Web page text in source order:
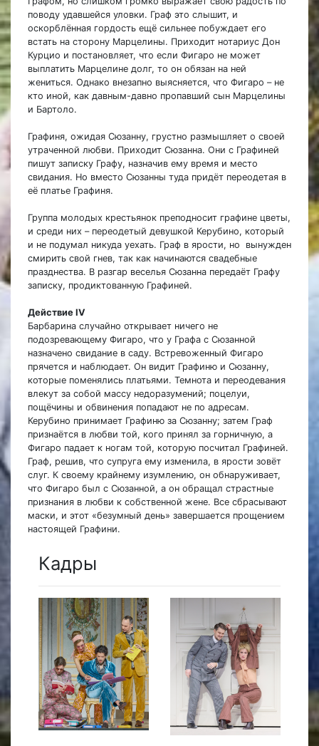
поводу удавшейся уловки. Граф это слышит, и
оскорблённая гордость ещё сильнее побуждает его
встать на сторону Марцелины. Приходит нотариус Дон
Курцио и постановляет, что если Фигаро не может
выплатить Марцелине долг, то он обязан на ней
жениться. Однако внезапно выясняется, что Фигаро – не
кто иной, как давным-давно пропавший сын Марцелины
и Бартоло.
Графиня, ожидая Сюзанну, грустно размышляет о своей
утраченной любви. Приходит Сюзанна. Они с Графиней
пишут записку Графу, назначив ему время и место
свидания. Но вместо Сюзанны туда придёт переодетая в
её платье Графиня.
Группа молодых крестьянок преподносит графине цветы,
и среди них – переодетый девушкой Керубино, который
и не подумал никуда уехать. Граф в ярости, но вынужден
смирить свой гнев, так как начинаются свадебные
празднества. В разгар веселья Сюзанна передаёт Графу
записку, продиктованную Графиней.
Действие IV
Барбарина случайно открывает ничего не
подозревающему Фигаро, что у Графа с Сюзанной
назначено свидание в саду. Встревоженный Фигаро
прячется и наблюдает. Он видит Графиню и Сюзанну,
которые поменялись платьями. Темнота и переодевания
влекут за собой массу недоразумений; поцелуи,
пощёчины и обвинения попадают не по адресам.
Керубино принимает Графиню за Сюзанну; затем Граф
признаётся в любви той, кого принял за горничную, а
Фигаро падает к ногам той, которую посчитал Графиней.
Граф, решив, что супруга ему изменила, в ярости зовёт
слуг. К своему крайнему изумлению, он обнаруживает,
что Фигаро был с Сюзанной, а он обращал страстные
признания в любви к собственной жене. Все сбрасывают
маски, и этот «безумный день» завершается прощением
настоящей Графини.
Кадры